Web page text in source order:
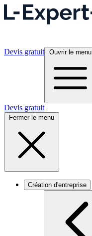
Devis gratuit Ouvrir le menu
Devis gratuit
Fermer le menu
Création d'entreprise